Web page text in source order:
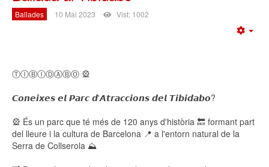
Ballades 10 Mai 2023 Vist: 1002
ⓉⒾⒷⒾⒹⒶⒷⓄ 🎡
𝘾𝙤𝙣𝙚𝙞𝙭𝙚𝙨 𝙚𝙡 𝙋𝙖𝙧𝙘 𝙙'𝘼𝙩𝙧𝙖𝙘𝙘𝙞𝙤𝙣𝙨 𝙙𝙚𝙡 𝙏𝙞𝙗𝙞𝙙𝙖𝙗𝙤?
🎡 És un parc que té més de 120 anys d'història 🔙 formant part
del lleure i la cultura de Barcelona 📍 a l'entorn natural de la
Serra de Collserola ⛰️